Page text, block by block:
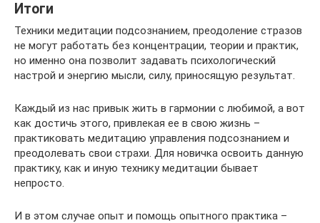
Итоги
Техники медитации подсознанием, преодоление стразов
не могут работать без концентрации, теории и практик,
но именно она позволит задавать психологический
настрой и энергию мысли, силу, приносящую результат.
Каждый из нас привык жить в гармонии с любимой, а вот
как достичь этого, привлекая ее в свою жизнь –
практиковать медитацию управления подсознанием и
преодолевать свои страхи. Для новичка освоить данную
практику, как и иную технику медитации бывает
непросто.
И в этом случае опыт и помощь опытного практика –